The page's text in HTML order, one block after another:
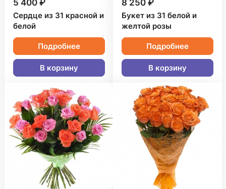
5 400 ₽
Сердце из 31 красной и
белой
Подробнее
В корзину
8 250 ₽
Букет из 31 белой и
желтой розы
Подробнее
В корзину